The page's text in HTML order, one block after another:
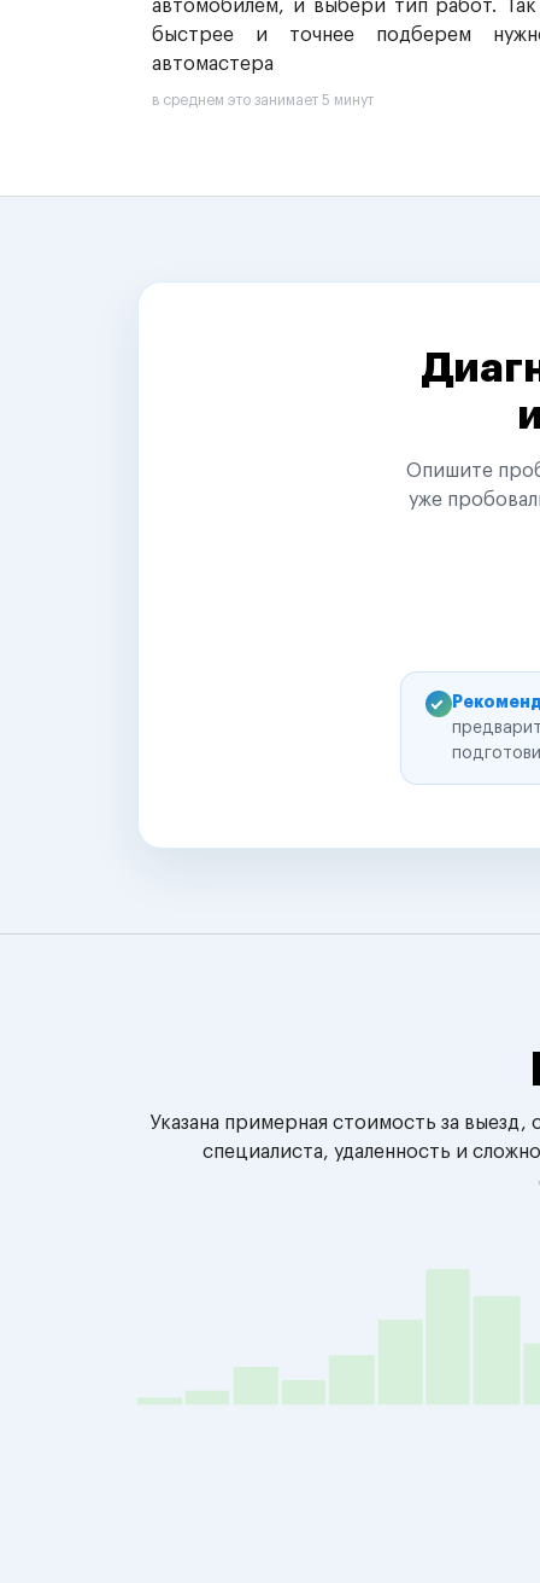
автомобилем, и выбери тип работ.
быстрее и точнее подберем
автомастера
в среднем это занимает 5 минут
Опишите
уже
Указана примерная стоимость за
специалиста, удаленность и